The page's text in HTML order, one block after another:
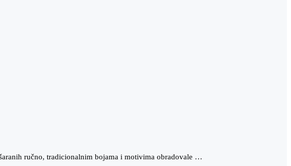
ručno, tradicionalnim bojama i motivima obradovale …